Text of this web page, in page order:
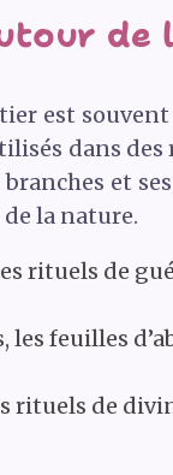
de
est
dans
et
la nature.
rituels de
feuilles
rituels de